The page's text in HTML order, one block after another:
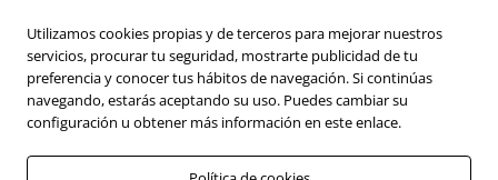
Utilizamos cookies propias y de terceros para mejorar nuestros
servicios, procurar tu seguridad, mostrarte publicidad de tu
preferencia y conocer tus hábitos de navegación. Si continúas
navegando, estarás aceptando su uso. Puedes cambiar su
configuración u obtener más información en este enlace.